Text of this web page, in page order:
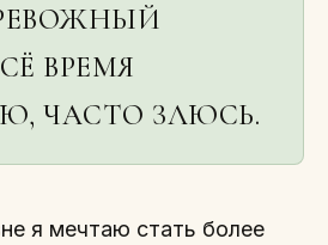
ВРЕМЯ
ЧАСТО ЗЛЮСЬ.
я мечтаю стать более